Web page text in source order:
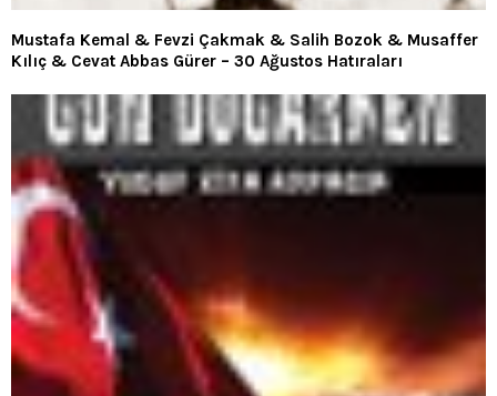
Mustafa Kemal & Fevzi Çakmak & Salih Bozok & Musaffer
Kılıç & Cevat Abbas Gürer – 30 Ağustos Hatıraları